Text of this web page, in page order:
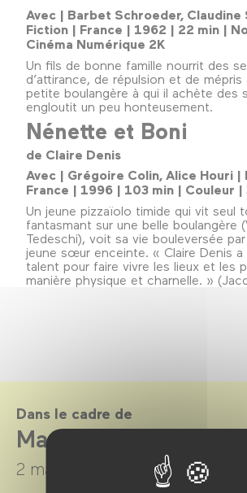
Avec | Barbet Schroeder, Claudine
Fiction | France | 1962 | 22 min |
Cinéma Numérique 2K
Un fils de bonne famille nourrit des
d’attirance, de répulsion et de mépris
petite boulangère à qui il achète des
engloutit un peu honteusement.
Nénette et Boni
de Claire Denis
Avec | Grégoire Colin, Alice Houri |
France | 1996 | 103 min | Couleur
Un jeune pizzaïolo timide qui vit seul
fantasmant sur une belle boulangère
Tedeschi), voit sa vie bouleversée par
jeune sœur enceinte. « Claire Denis a
talent pour faire vivre les lieux et les
manière physique et charnelle. »
Dans le cadre de
Manger !
2 mars → 14 avril 2016